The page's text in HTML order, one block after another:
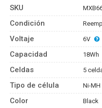
SKU
Condición
Voltaje 6V
Capacidad 18Wh
Celdas 5
Tipo de célula Ni-MH
Color Black